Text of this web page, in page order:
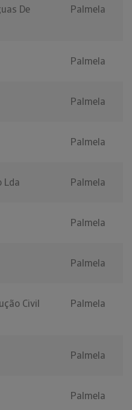
De
Palmela
Palmela
Palmela
Palmela
Lda Palmela
Palmela
Palmela
Civil
Palmela
Palmela
Palmela